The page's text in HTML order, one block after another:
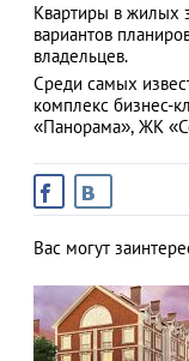
Квартиры в жилых
вариантов
владельцев.
Среди самых
комплекс бизнес-
«Панорама», ЖК
Вас могут